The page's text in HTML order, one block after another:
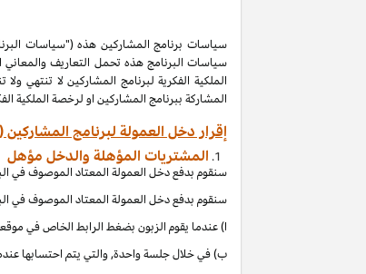
سياسات برنامج المشاركين هذه ("سياسات
المشاركة ببرنامج المشاركين او لرخصة الملكية
إقرار دخل العمولة لبرنامج
المشتريات المؤهلة والدخل مؤهل
سنقوم بدفع دخل العمولة المعتاد الموصوف في البند 3 من إقرار دخل العمولة هذا بالاتصال مع المشتريات المؤهلة, والتي (بالإشارة الى الاقصاءات المذكورة في إقرار دخل العمولة
سنقوم بدفع دخل العمولة المعتاد الموصوف في البند 3 من إقرار دخل العمولة هذا بالاتصال مع المشتريات المؤهلة, والتي (بالإشارة الى الاقصاءات المذكورة في إقرار دخل العمولة
ا) عندما يقوم الزبون بضغط الرابط الخاص في
ب) في خلال جلسة واحدة, والتي يتم احتسابها